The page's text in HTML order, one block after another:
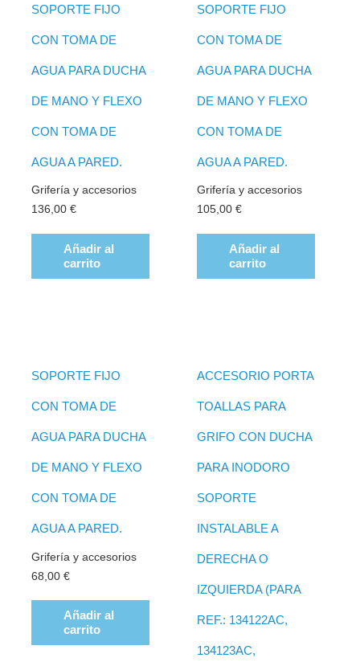
SOPORTE FIJO
CON TOMA DE
AGUA PARA DUCHA
DE MANO Y FLEXO
CON TOMA DE
AGUA A PARED.
Grifería y accesorios
136,00€
Añadir al
carrito
SOPORTE FIJO
CON TOMA DE
AGUA PARA DUCHA
DE MANO Y FLEXO
CON TOMA DE
AGUA A PARED.
Grifería y accesorios
105,00 €
Añadir al
carrito
SOPORTE FIJO
CON TOMA DE
AGUA PARA DUCHA
DE MANO Y FLEXO
CON TOMA DE
AGUA A PARED.
Grifería y accesorios
68,00€
Añadir al
carrito
ACCESORIO PORTA
TOALLAS PARA
GRIFO CON DUCHA
PARA INODORO
SOPORTE
INSTALABLE A
DERECHA O
IZQUIERDA (PARA
REF.: 134122AC,
134123AC,